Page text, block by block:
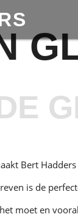
Bert
is de
moet en